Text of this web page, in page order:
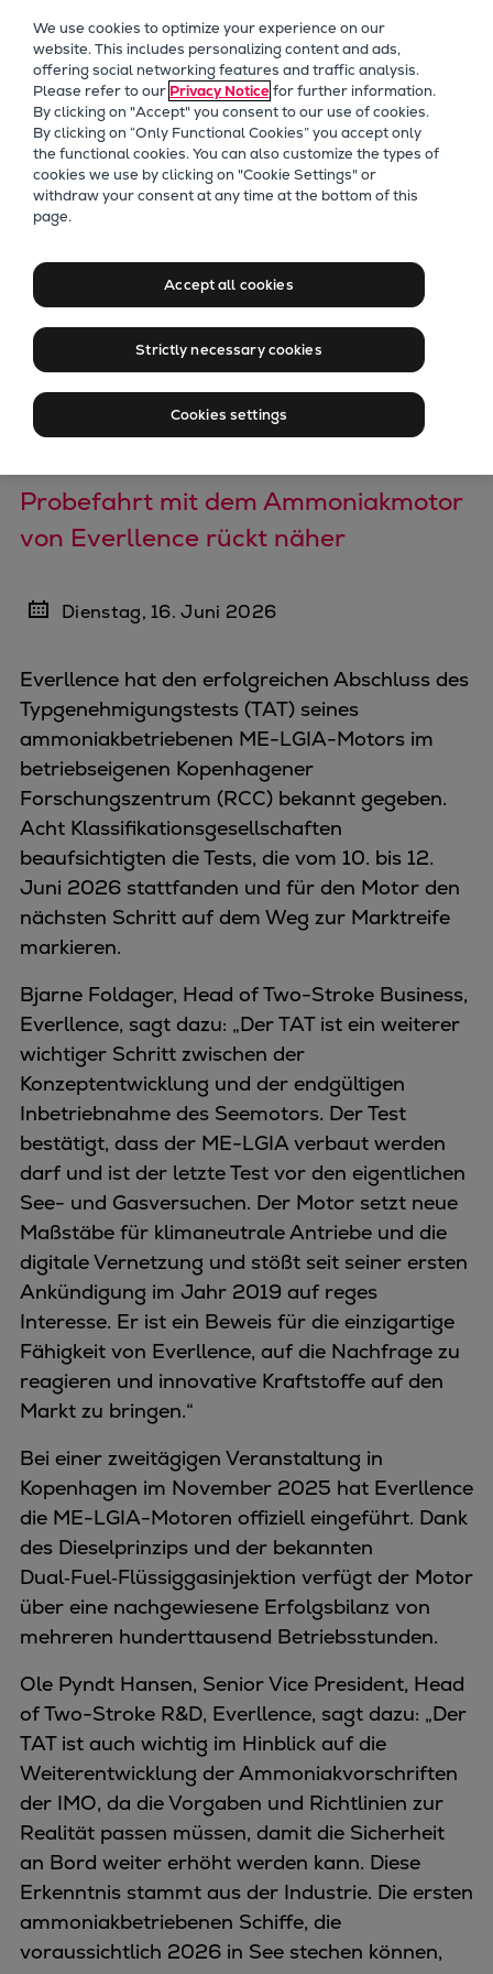
Zukunftstechnologien
Nachrüstungen
Zukunftskraftstoffe
Wärmepumpen
Kohlenstoffabscheidung
Digitalisierung
Company
Digital Center
Press & Media
Discover stories
Locationfinder
Erfolgreicher
Typgenehmigungstest
ermöglicht weitere
Entwicklung des ME-
LGIA
Probefahrt mit dem Ammoniakmotor
von Everllence rückt näher
Dienstag, 16. Juni 2026
Everllence hat den erfolgreichen Abschluss des
Typgenehmigungstests (TAT) seines
ammoniakbetriebenen ME-LGIA-Motors im
betriebseigenen Kopenhagener
Forschungszentrum (RCC) bekannt gegeben.
Acht Klassifikationsgesellschaften
beaufsichtigten die Tests, die vom 10. bis 12.
Juni 2026 stattfanden und für den Motor den
nächsten Schritt auf dem Weg zur Marktreife
markieren.
Bjarne Foldager, Head of Two-Stroke Business,
Everllence, sagt dazu: „Der TAT ist ein weiterer
wichtiger Schritt zwischen der
Konzeptentwicklung und der endgültigen
Inbetriebnahme des Seemotors. Der Test
bestätigt, dass der ME-LGIA verbaut werden
darf und ist der letzte Test vor den eigentlichen
See- und Gasversuchen. Der Motor setzt neue
Maßstäbe für klimaneutrale Antriebe und die
digitale Vernetzung und stößt seit seiner ersten
Ankündigung im Jahr 2019 auf reges
Interesse. Er ist ein Beweis für die einzigartige
Fähigkeit von Everllence, auf die Nachfrage zu
reagieren und innovative Kraftstoffe auf den
Markt zu bringen.“
Bei einer zweitägigen Veranstaltung in
Kopenhagen im November 2025 hat Everllence
die ME-LGIA-Motoren offiziell eingeführt. Dank
des Dieselprinzips und der bekannten
Dual‑Fuel‑Flüssiggasinjektion verfügt der Motor
über eine nachgewiesene Erfolgsbilanz von
mehreren hunderttausend Betriebsstunden.
Ole Pyndt Hansen, Senior Vice President, Head
of Two-Stroke R&D, Everllence, sagt dazu: „Der
TAT ist auch wichtig im Hinblick auf die
Weiterentwicklung der Ammoniakvorschriften
der IMO, da die Vorgaben und Richtlinien zur
Realität passen müssen, damit die Sicherheit
an Bord weiter erhöht werden kann. Diese
Erkenntnis stammt aus der Industrie. Die ersten
ammoniakbetriebenen Schiffe, die
voraussichtlich 2026 in See stechen können,
We use cookies to optimize your experience on our
website. This includes personalizing content and ads,
offering social networking features and traffic analysis.
Please refer to our Privacy Noticefor further information.
By clicking on "Accept" you consent to our use of cookies.
By clicking on “Only Functional Cookies” you accept only
the functional cookies. You can also customize the types of
cookies we use by clicking on "Cookie Settings" or
withdraw your consent at any time at the bottom of this
page.
Accept all cookies
Strictly necessary cookies
Cookies settings